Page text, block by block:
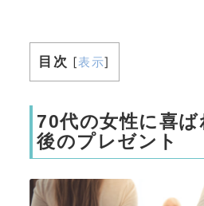
目次 [表示]
70代の女性に喜
後のプレゼント